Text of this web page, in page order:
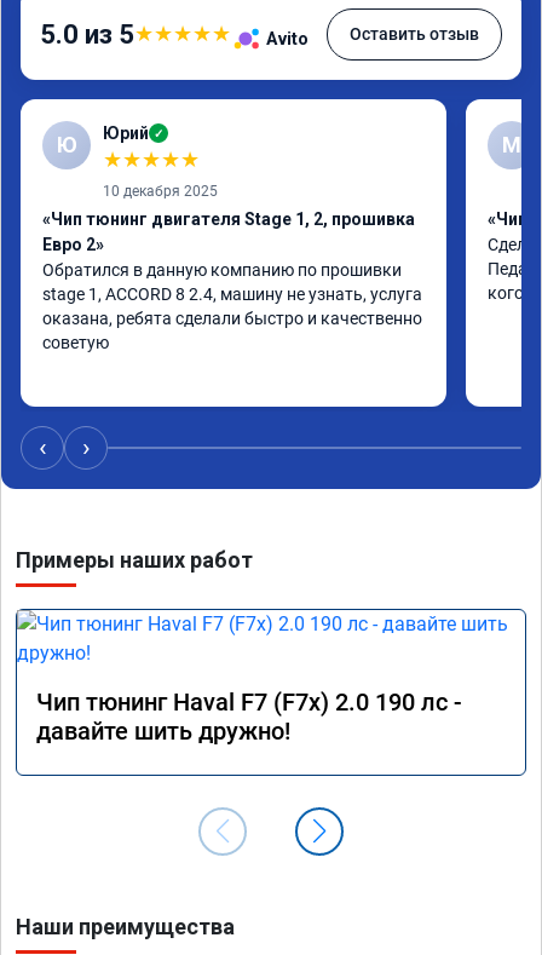
5.0 из 5★★★★★ Avito Оставить отзыв
Ю Юрий ✓
★★★★★
10 декабря 2025
«Чип тюнинг двигателя Stage 1, 2, прошивка
Евро 2»
Обратился в данную компанию по прошивки
stage 1, ACCORD 8 2.4, машину не узнать, услуга
оказана, ребята сделали быстро и качественно
советую
М
«Чип
кого
‹ ›
Примеры наших работ
Чип тюнинг Haval F7 (F7x) 2.0 190 лс -
давайте шить дружно!
Наши преимущества